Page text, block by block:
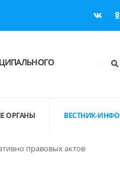
ОРГАНЫ ВЕСТНИК-ИНФО
правовых актов